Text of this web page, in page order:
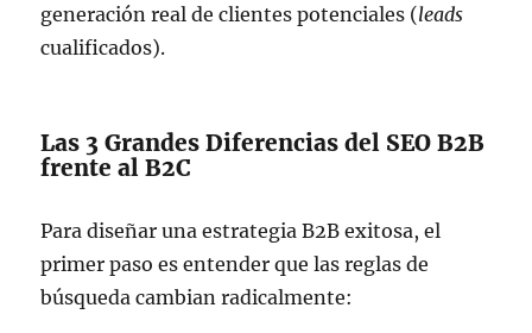
generación real de clientes potenciales (leads
cualificados).
Las 3 Grandes Diferencias del SEO B2B
frente al B2C
Para diseñar una estrategia B2B exitosa, el
primer paso es entender que las reglas de
búsqueda cambian radicalmente: